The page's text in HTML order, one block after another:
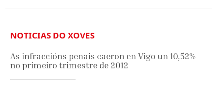
NOTICIAS DO XOVES
As infraccións penais caeron en Vigo un 10,52%
no primeiro trimestre de 2012